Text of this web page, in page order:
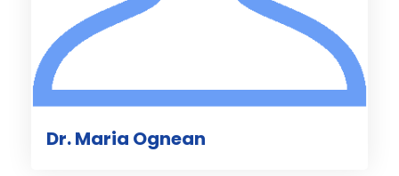
Dr. Maria Ognean